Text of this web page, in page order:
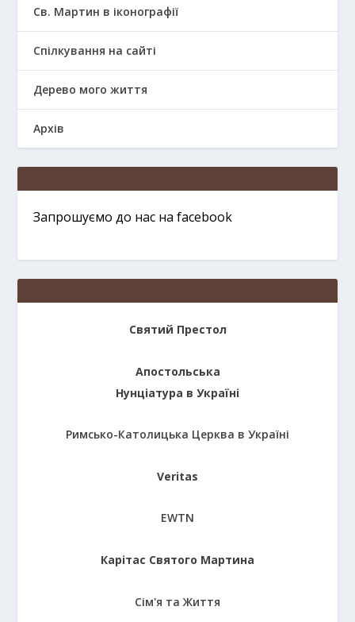
Св. Мартин в іконографії
Спілкування на сайті
Дерево мого життя
Архів
Запрошуємо до нас на facebook
Святий Престол
Апостольська
Нунціатура в Україні
Римсько-Католицька Церква в Україні
Veritas
EWTN
Карітас Святого Мартина
Сім'я та Життя